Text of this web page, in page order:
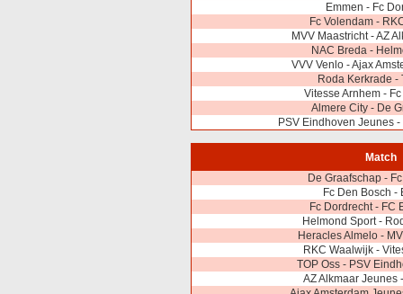
Emmen - Fc
Fc Volendam -
MVV Maastricht - AZ
NAC Breda -
VVV Venlo - Ajax
Roda Kerkrade -
Vitesse Arnhem -
Almere City - De
PSV Eindhoven Jeunes
Match
De Graafschap -
Fc Den Bosch -
Fc Dordrecht - FC
Helmond Sport -
Heracles Almelo -
RKC Waalwijk -
TOP Oss - PSV
AZ Alkmaar Jeunes